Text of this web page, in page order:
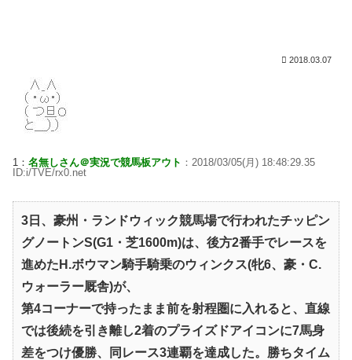
2018.03.07
1： 名無しさん＠実況で競馬板アウト ：2018/03/05(月) 18:48:29.35
ID:i/TVE/rx0.net
3日、豪州・ランドウィック競馬場で行われたチッピン
グノートンS(G1・芝1600m)は、後方2番手でレースを
進めたH.ボウマン騎手騎乗のウィンクス(牝6、豪・C.
ウォーラー厩舎)が、
第4コーナーで持ったまま前を射程圏に入れると、直線
では後続を引き離し2着のプライズドアイコンに7馬身
差をつけ優勝、同レース3連覇を達成した。勝ちタイム